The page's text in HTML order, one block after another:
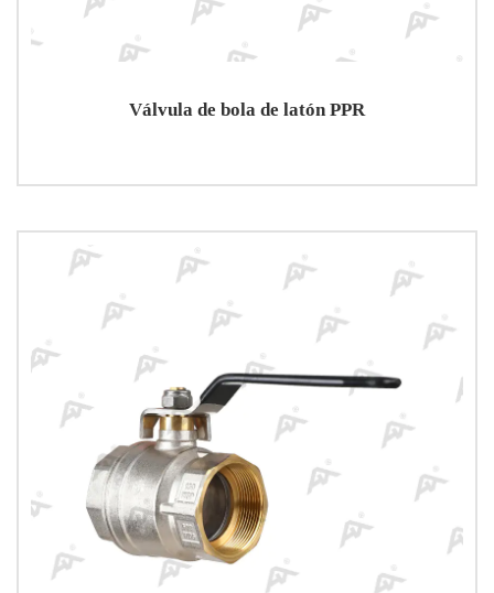
Válvula de bola de latón PPR